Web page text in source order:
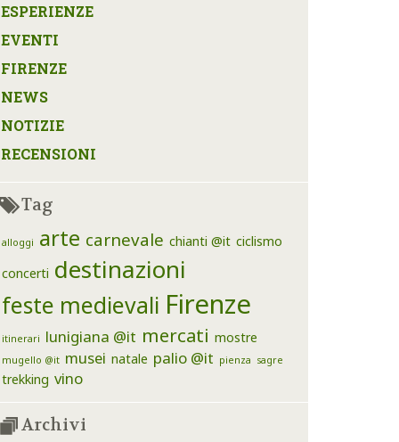
ESPERIENZE
EVENTI
FIRENZE
NEWS
NOTIZIE
RECENSIONI
Tag
alloggi arte carnevale chianti @it ciclismo
concerti destinazioni
feste medievali Firenze
itinerari lunigiana @it mercati mostre
mugello @it musei natale palio @it pienza sagre
trekking vino
Archivi